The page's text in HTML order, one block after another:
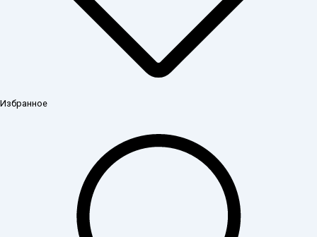
Избранное